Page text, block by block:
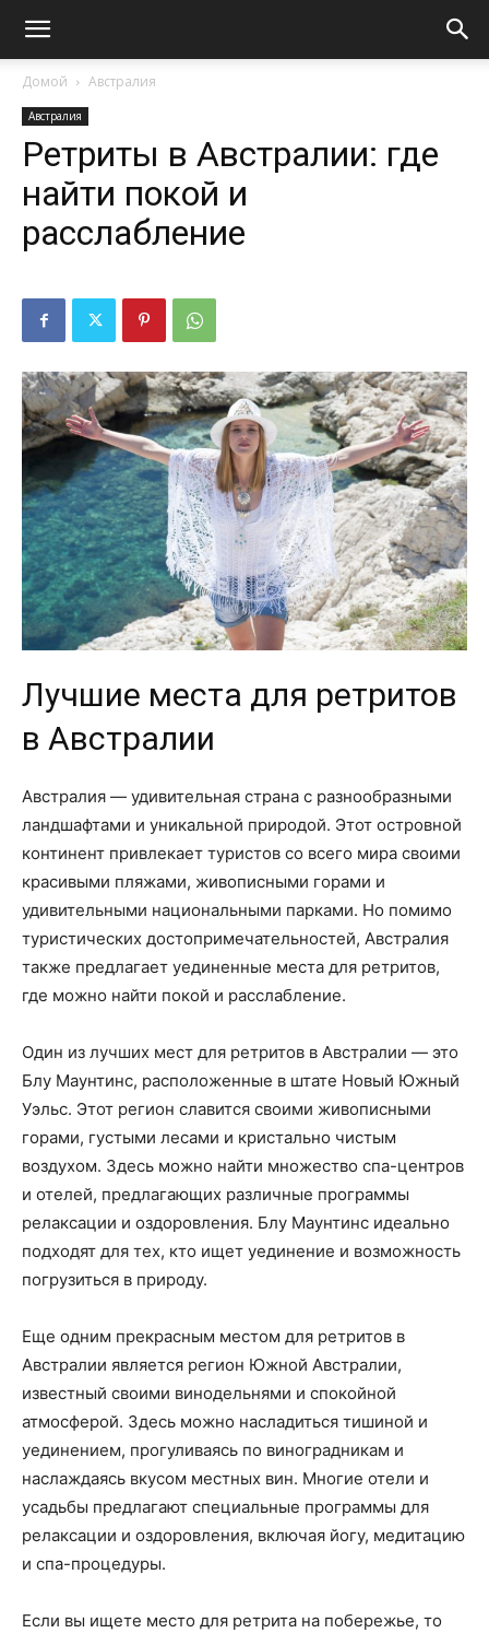
Домой Австралия
Австралия
Ретриты в Австралии: где
найти покой и
расслабление
Лучшие места для ретритов
в Австралии
Австралия — удивительная страна с разнообразными
ландшафтами и уникальной природой. Этот островной
континент привлекает туристов со всего мира своими
красивыми пляжами, живописными горами и
удивительными национальными парками. Но помимо
туристических достопримечательностей, Австралия
также предлагает уединенные места для ретритов,
где можно найти покой и расслабление.
Один из лучших мест для ретритов в Австралии — это
Блу Маунтинс, расположенные в штате Новый Южный
Уэльс. Этот регион славится своими живописными
горами, густыми лесами и кристально чистым
воздухом. Здесь можно найти множество спа-центров
и отелей, предлагающих различные программы
релаксации и оздоровления. Блу Маунтинс идеально
подходят для тех, кто ищет уединение и возможность
погрузиться в природу.
Еще одним прекрасным местом для ретритов в
Австралии является регион Южной Австралии,
известный своими винодельнями и спокойной
атмосферой. Здесь можно насладиться тишиной и
уединением, прогуливаясь по виноградникам и
наслаждаясь вкусом местных вин. Многие отели и
усадьбы предлагают специальные программы для
релаксации и оздоровления, включая йогу, медитацию
и спа-процедуры.
Если вы ищете место для ретрита на побережье, то